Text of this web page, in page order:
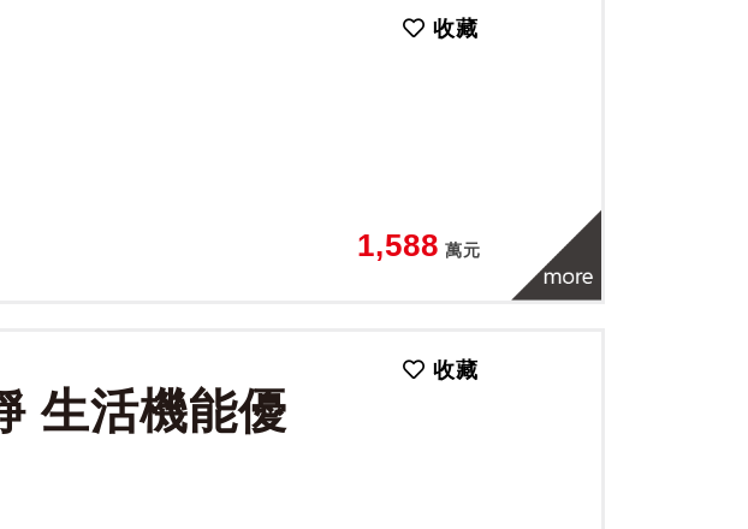
1,588 萬元
收藏
生活機能優
收藏